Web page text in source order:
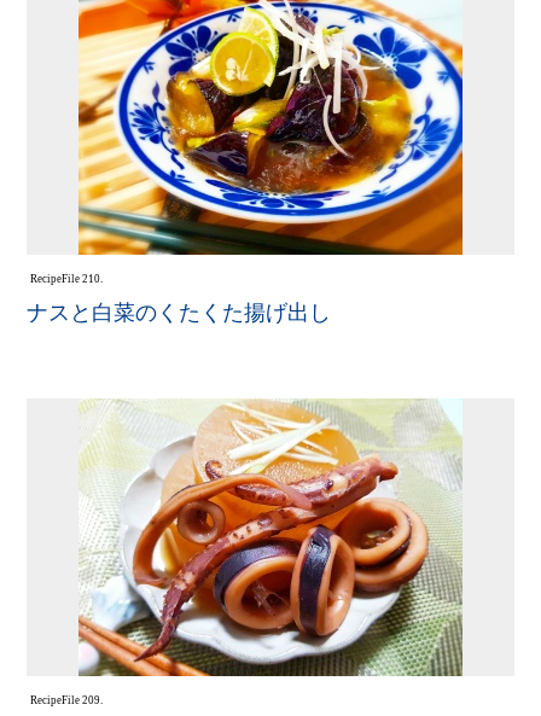
RecipeFile 210.
ナスと白菜のくたくた揚げ出し
RecipeFile 209.